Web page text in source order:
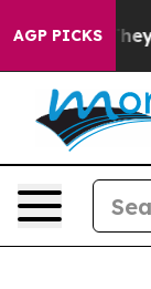
AGP PICKSThey Exist